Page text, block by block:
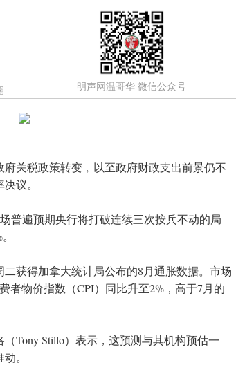
明声网温哥华 微信公众号
府关税政策转变﹐以至政府财政支出前景仍不
议。
普遍预期央行将打破连续三次按兵不动的局
获得加拿大统计局公布的8月通胀数据。市场
者物价指数（CPI）同比升至2%，高于7月的
Tony Stillo）表示，这预测与其机构预估一
。